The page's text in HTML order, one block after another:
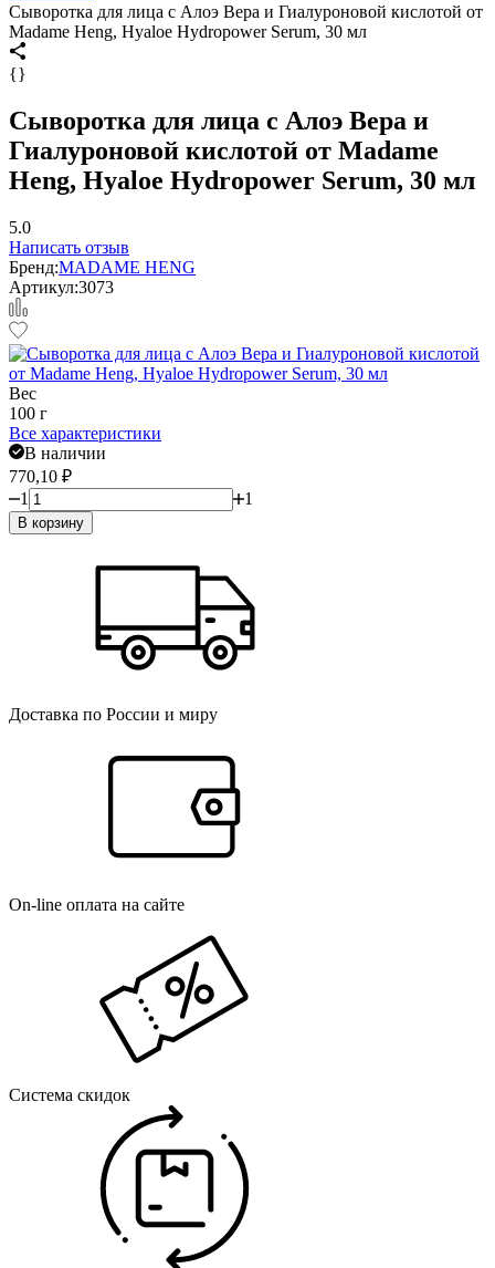
Сыворотка для лица с Алоэ Вера и Гиалуроновой кислотой от
Madame Heng, Hyaloe Hydropower Serum, 30 мл
{}
Сыворотка для лица с Алоэ Вера и
Гиалуроновой кислотой от Madame
Heng, Hyaloe Hydropower Serum, 30 мл
5.0
Написать отзыв
Бренд:MADAME HENG
Артикул:3073
Вес
100 г
Все характеристики
В наличии
770,10 ₽
1
1
В корзину
Доставка по России и миру
On-line оплата на сайте
Система скидок